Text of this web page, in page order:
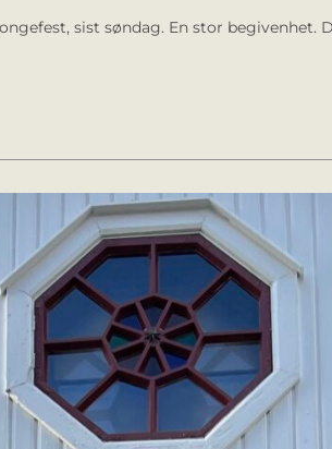
sist søndag. En stor begivenhet.